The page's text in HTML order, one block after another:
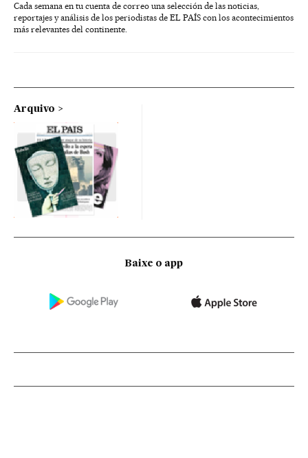
Cada semana en tu cuenta de correo una selección de las noticias,
reportajes y análisis de los periodistas de EL PAÍS con los acontecimientos
más relevantes del continente.
Arquivo
Baixe o app